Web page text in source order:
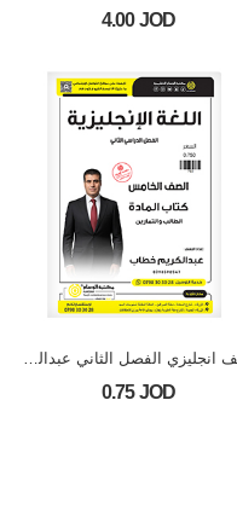
4.00 JOD
مكثف انجليزي الفصل الثاني عبدالكريم الخطاب الصف الخامس
0.75 JOD